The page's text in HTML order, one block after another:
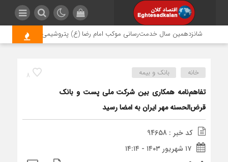
شانزدهمین سال خدمت‌رسانی موکب امام رضا (ع) پتروشیمی اروند؛ روایتی از
8 خانه بانک و بیمه
تفاهم‌نامه همکاری بین شرکت ملی پست و بانک
قرض‌الحسنه مهر ایران به امضا رسید
کد خبر : 94658
۱۷ شهریور ۱۴۰۳ - ۱۴:۱۴